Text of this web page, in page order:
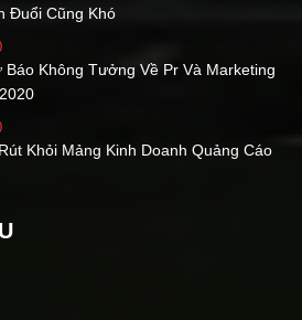
Đuổi Cũng Khó
Báo Không Tưởng Về Pr Và Marketing
Khỏi Mảng Kinh Doanh Quảng Cáo